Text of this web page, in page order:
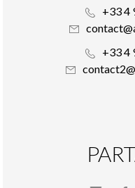
+33 4
+33 4